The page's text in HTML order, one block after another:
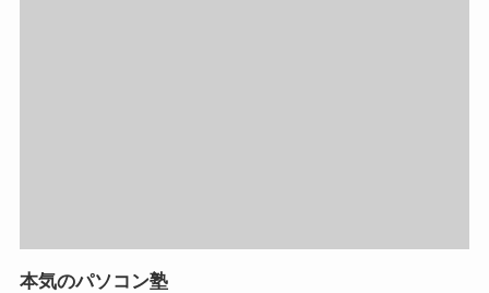
本気のパソコン塾